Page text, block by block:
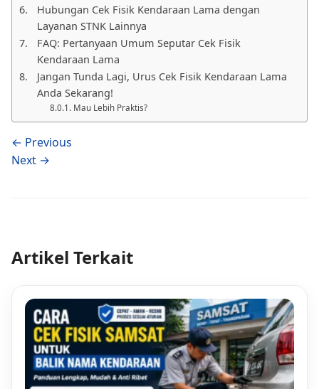
Hubungan Cek Fisik Kendaraan Lama dengan
Layanan STNK Lainnya
FAQ: Pertanyaan Umum Seputar Cek Fisik
Kendaraan Lama
Jangan Tunda Lagi, Urus Cek Fisik Kendaraan Lama
Anda Sekarang!
Mau Lebih Praktis?
← Previous
Next →
Artikel Terkait